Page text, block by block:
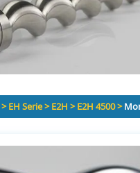
>EH Serie>E2H >E2H 4500>